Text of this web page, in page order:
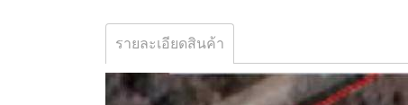
รายละเอียดสินค้า